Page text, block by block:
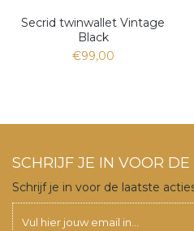
Secrid twinwallet Vintage
Black
€99,00
SCHRIJF JE IN VOOR
Schrijf je in voor de laatste